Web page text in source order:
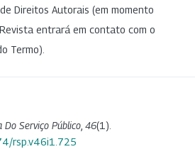
Direitos Autorais (em momento
entrará em contato com o
Termo).
Do Serviço Público, 46(1).
rsp.v46i1.725